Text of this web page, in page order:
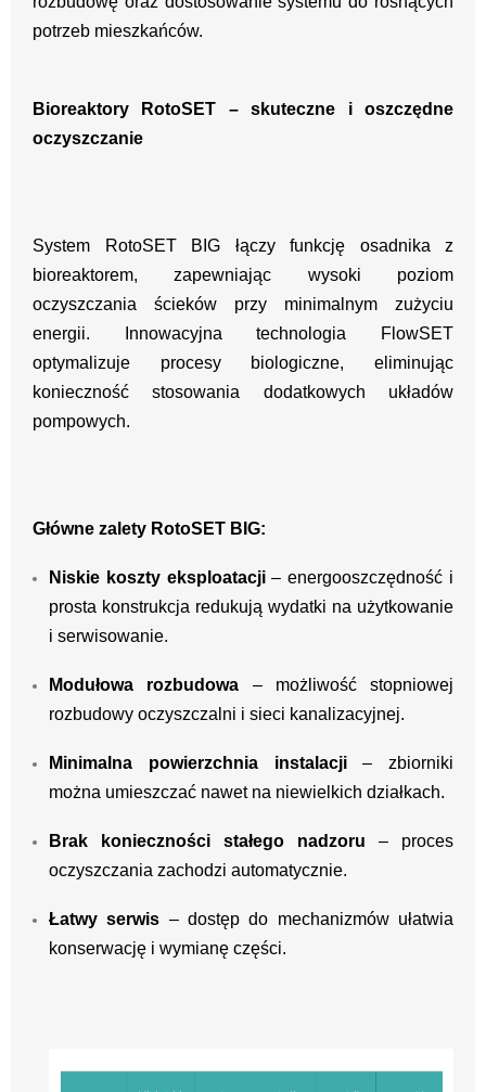
potrzeb mieszkańców.
Bioreaktory RotoSET – skuteczne i oszczędne
oczyszczanie
System RotoSET BIG łączy funkcję osadnika z
bioreaktorem, zapewniając wysoki poziom
oczyszczania ścieków przy minimalnym zużyciu
energii. Innowacyjna technologia FlowSET
optymalizuje procesy biologiczne, eliminując
konieczność stosowania dodatkowych układów
pompowych.
Główne zalety RotoSET BIG:
Niskie koszty eksploatacji– energooszczędność i
prosta konstrukcja redukują wydatki na użytkowanie
i serwisowanie.
Modułowa rozbudowa – możliwość stopniowej
rozbudowy oczyszczalni i sieci kanalizacyjnej.
Minimalna powierzchnia instalacji– zbiorniki
można umieszczać nawet na niewielkich działkach.
Brak konieczności stałego nadzoru – proces
oczyszczania zachodzi automatycznie.
Łatwy serwis – dostęp do mechanizmów ułatwia
konserwację i wymianę części.